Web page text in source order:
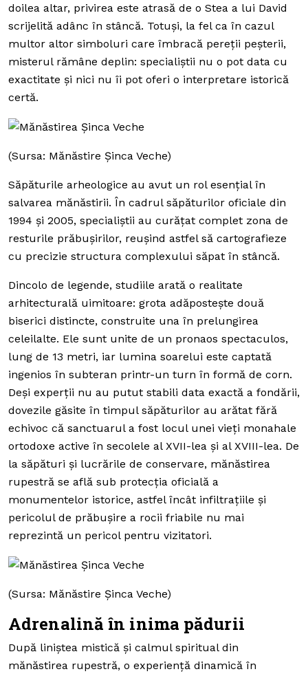
doilea altar, privirea este atrasă de o Stea a lui David
scrijelită adânc în stâncă. Totuși, la fel ca în cazul
multor altor simboluri care îmbracă pereții peșterii,
misterul rămâne deplin: specialiștii nu o pot data cu
exactitate și nici nu îi pot oferi o interpretare istorică
certă.
(Sursa: Mănăstire Şinca Veche)
Săpăturile arheologice au avut un rol esențial în
salvarea mănăstirii. În cadrul săpăturilor oficiale din
1994 și 2005, specialiștii au curățat complet zona de
resturile prăbușirilor, reușind astfel să cartografieze
cu precizie structura complexului săpat în stâncă.
Dincolo de legende, studiile arată o realitate
arhitecturală uimitoare: grota adăpostește două
biserici distincte, construite una în prelungirea
celeilalte. Ele sunt unite de un pronaos spectaculos,
lung de 13 metri, iar lumina soarelui este captată
ingenios în subteran printr-un turn în formă de corn.
Deși experții nu au putut stabili data exactă a fondării,
dovezile găsite în timpul săpăturilor au arătat fără
echivoc că sanctuarul a fost locul unei vieți monahale
ortodoxe active în secolele al XVII-lea și al XVIII-lea. De
la săpături și lucrările de conservare, mănăstirea
rupestră se află sub protecția oficială a
monumentelor istorice, astfel încât infiltrațiile și
pericolul de prăbușire a rocii friabile nu mai
reprezintă un pericol pentru vizitatori.
(Sursa: Mănăstire Şinca Veche)
Adrenalină în inima pădurii
După liniștea mistică și calmul spiritual din
mănăstirea rupestră, o experiență dinamică în